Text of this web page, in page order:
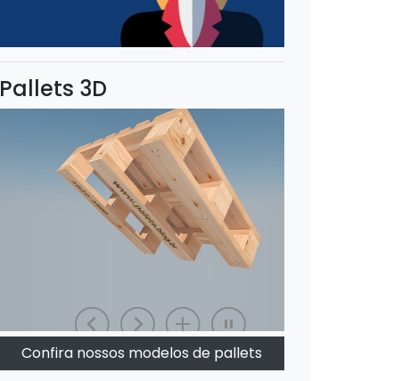
Pallets 3D
Confira nossos modelos de pallets